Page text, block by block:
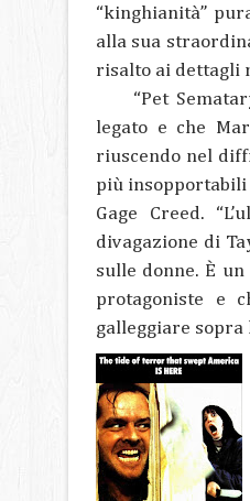
“kinghianità”
alla sua
risalto ai dettagli
“Pet
legato e che
riuscendo nel
più
Gage Creed.
divagazione di
sulle donne. È
protagoniste e
galleggiare sopra